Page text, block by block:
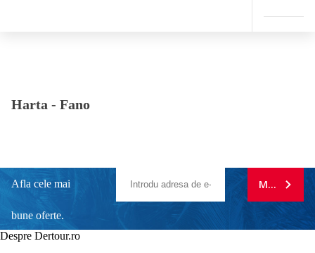
Harta - Fano
Afla cele mai
bune oferte.
MA
Despre Dertour.ro